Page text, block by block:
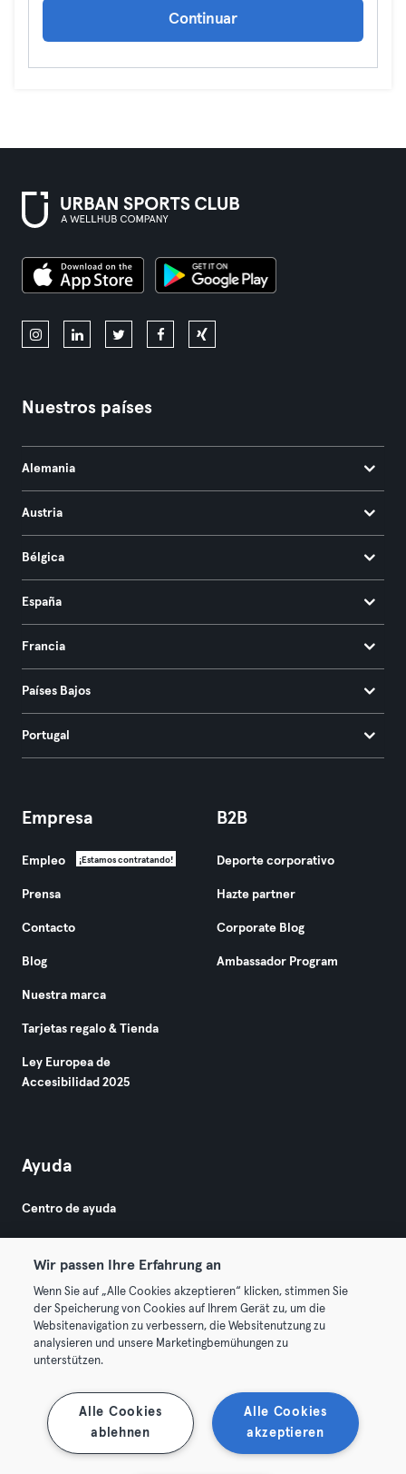
Continuar
Nuestros países
Alemania
Austria
Bélgica
España
Francia
Países Bajos
Portugal
Empresa
Empleo ¡Estamos contratando!
Prensa
Contacto
Blog
Nuestra marca
Tarjetas regalo & Tienda
Ley Europea de
Accesibilidad 2025
B2B
Deporte corporativo
Hazte partner
Corporate Blog
Ambassador Program
Ayuda
Centro de ayuda
© 2026 Urban Sports Group GmbH. All rights reserved.
Términos y condiciones
Rescindir contratos aquí Desistir de contratos aquí
Wir passen Ihre Erfahrung an
Wenn Sie auf „Alle Cookies akzeptieren“ klicken, stimmen Sie
der Speicherung von Cookies auf Ihrem Gerät zu, um die
Websitenavigation zu verbessern, die Websitenutzung zu
analysieren und unsere Marketingbemühungen zu
unterstützen.
Alle Cookies
akzeptieren
Alle Cookies
ablehnen